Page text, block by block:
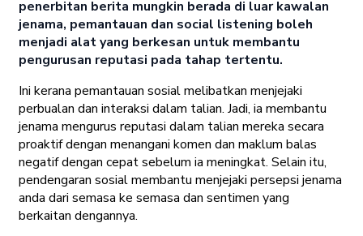
penerbitan berita mungkin berada di luar kawalan
jenama, pemantauan dan social listening boleh
menjadi alat yang berkesan untuk membantu
pengurusan reputasi pada tahap tertentu.
Ini kerana pemantauan sosial melibatkan menjejaki
perbualan dan interaksi dalam talian. Jadi, ia membantu
jenama mengurus reputasi dalam talian mereka secara
proaktif dengan menangani komen dan maklum balas
negatif dengan cepat sebelum ia meningkat. Selain itu,
pendengaran sosial membantu menjejaki persepsi jenama
anda dari semasa ke semasa dan sentimen yang
berkaitan dengannya.